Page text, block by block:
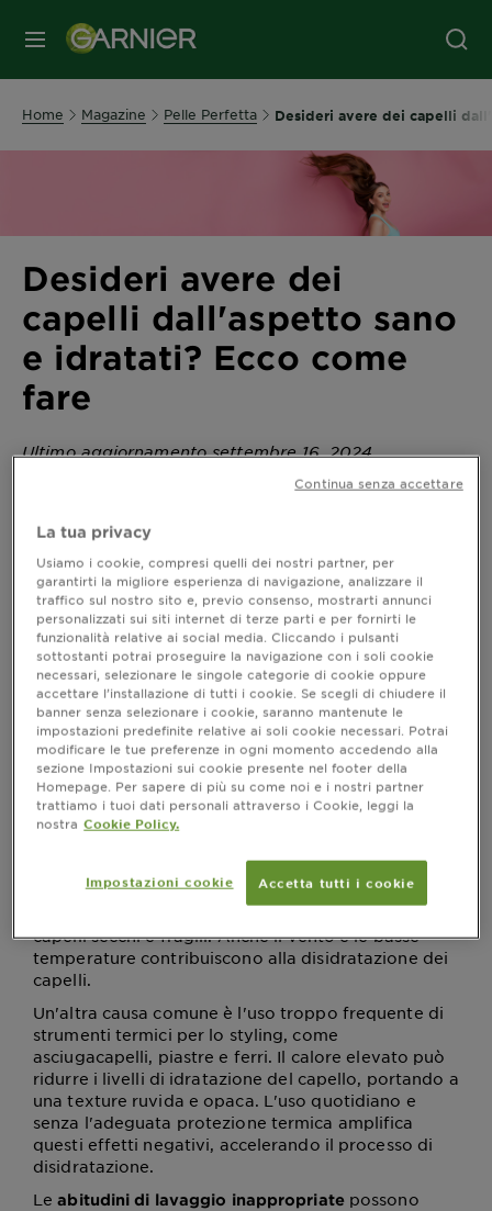
MENU
Home Magazine Pelle Perfetta Desideri avere dei capelli
Desideri avere dei
capelli dall'aspetto sano
e idratati? Ecco come
fare
Ultimo aggiornamento settembre 16, 2024
Per mantenere i capelli idratati e dall’aspetto sano è
shampoo qualsiasi. È importante utilizzare prodotti
specifici, formulati con ingredienti che nutrano e
proteggano i capelli, offrendo così una chioma
radiosa e morbida. In questo articolo, esploreremo
l'importanza di utilizzare prodotti specifici come
shampoo idratante e balsamo per trattare
efficacemente i capelli e gli attivi da cercare per una
hair care routine impeccabile.
Cause dei capelli disidratati
I capelli disidratati possono essere il risultato di
diversi fattori ambientali e cattive abitudini. Uno
intensa può danneggiare la cuticola del capello,
capelli secchi e fragili. Anche il vento e le basse
temperature contribuiscono alla disidratazione dei
capelli.
Un'altra causa comune è l'uso troppo frequente di
strumenti termici per lo styling, come
asciugacapelli, piastre e ferri. Il calore elevato può
ridurre i livelli di idratazione del capello, portando a
una texture ruvida e opaca. L'uso quotidiano e
senza l'adeguata protezione termica amplifica
questi effetti negativi, accelerando il processo di
disidratazione.
Leabitudini di lavaggio inappropriatepossono
La tua privacy
Usiamo i cookie, compresi quelli dei nostri partner, per
garantirti la migliore esperienza di navigazione, analizzare il
traffico sul nostro sito e, previo consenso, mostrarti annunci
personalizzati sui siti internet di terze parti e per fornirti le
funzionalità relative ai social media. Cliccando i pulsanti
sottostanti potrai proseguire la navigazione con i soli cookie
necessari, selezionare le singole categorie di cookie oppure
accettare l’installazione di tutti i cookie. Se scegli di chiudere il
banner senza selezionare i cookie, saranno mantenute le
impostazioni predefinite relative ai soli cookie necessari. Potrai
modificare le tue preferenze in ogni momento accedendo alla
sezione Impostazioni sui cookie presente nel footer della
Homepage. Per sapere di più su come noi e i nostri partner
trattiamo i tuoi dati personali attraverso i Cookie, leggi la
nostra Cookie Policy.
Impostazioni cookie Accetta tutti i cookie
Continua senza accettare